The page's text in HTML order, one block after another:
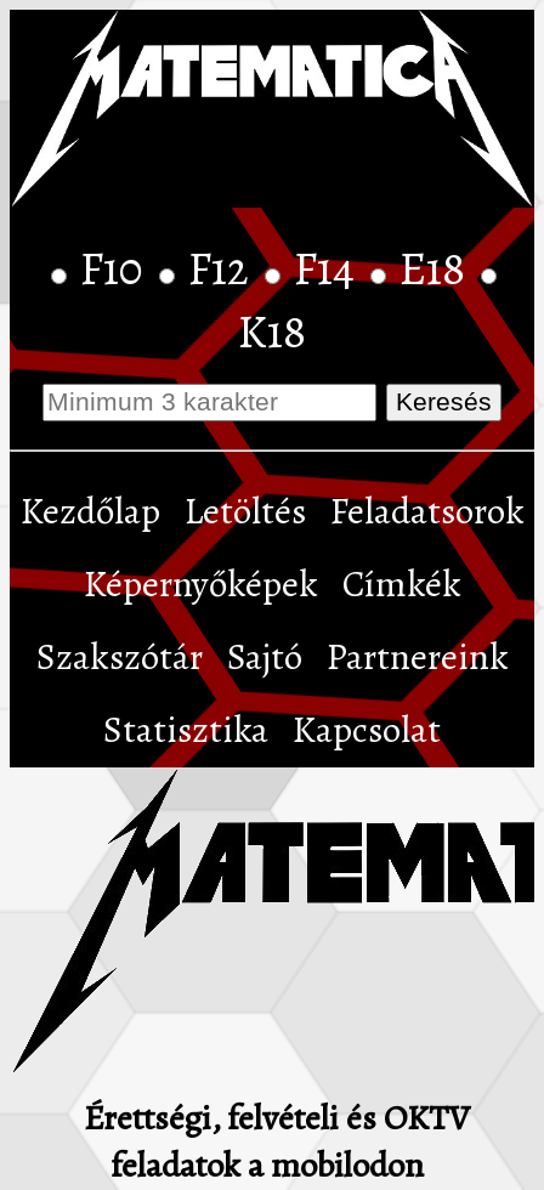
F10 F12 F14 E18
K18
Kezdőlap Letöltés Feladatsorok
Képernyőképek Címkék
Szakszótár Sajtó Partnereink
Statisztika Kapcsolat
Érettségi, felvételi és OKTV
feladatok a mobilodon